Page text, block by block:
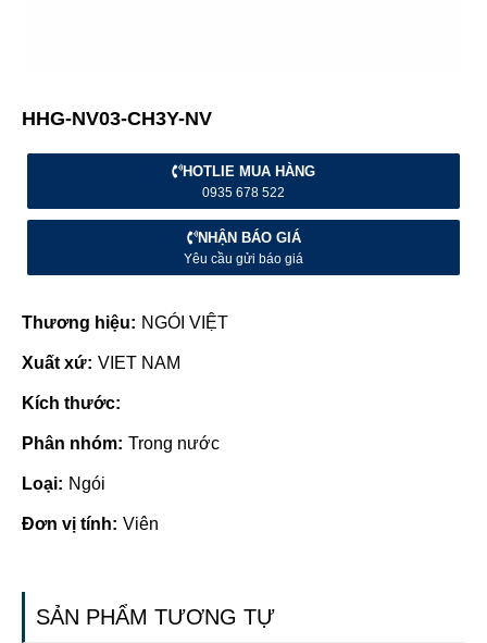
HHG-NV03-CH3Y-NV
HOTLIE MUA HÀNG
0935 678 522
NHẬN BÁO GIÁ
Yêu cầu gửi báo giá
Thương hiệu: NGÓI VIỆT
Xuất xứ: VIET NAM
Kích thước:
Phân nhóm: Trong nước
Loại: Ngói
Đơn vị tính: Viên
SẢN PHẨM TƯƠNG TỰ